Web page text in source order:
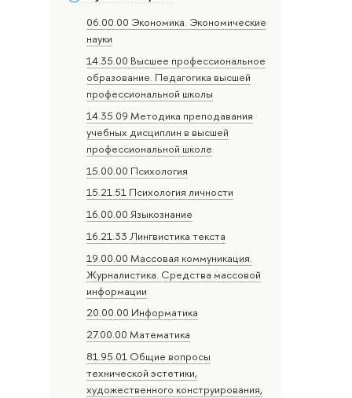
06.00.00 Экономика. Экономические
науки
14.35.00 Высшее профессиональное
образование. Педагогика высшей
профессиональной школы
14.35.09 Методика преподавания
учебных дисциплин в высшей
профессиональной школе
15.00.00 Психология
15.21.51 Психология личности
16.00.00 Языкознание
16.21.33 Лингвистика текста
19.00.00 Массовая коммуникация.
Журналистика. Средства массовой
информации
20.00.00 Информатика
27.00.00 Математика
81.95.01 Общие вопросы
технической эстетики,
художественного конструирования,